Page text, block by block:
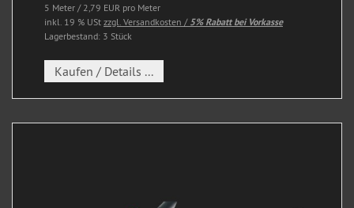
5 Meter / 2,79 EUR pro Meter
inkl. 19 % USt zzgl. Versandkosten / 5% Rabatt bei Vorkasse
Lagerbestand: 3 Stück
Kaufen / Details ...